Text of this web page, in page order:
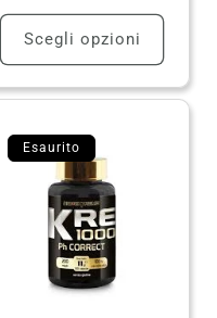
listino
Scegli opzioni
Esaurito